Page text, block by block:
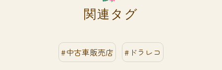
関連タグ
#中古車販売店 #ドラレコ